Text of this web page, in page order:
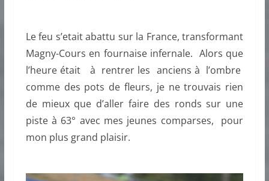
Le feu s’etait abattu sur la France, transformant
Magny-Cours en fournaise infernale. Alors que
l’heure était à rentrer les anciens à l’ombre
comme des pots de fleurs, je ne trouvais rien
de mieux que d’aller faire des ronds sur une
piste à 63° avec mes jeunes comparses, pour
mon plus grand plaisir.